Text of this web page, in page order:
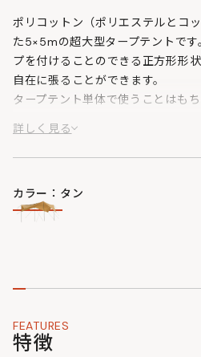
ポリコットン（ポリエステルとコ
た5×5mの超大型タープテントで
プを付けることのできる正方形形
自在に張ることができます。
タープテント単体で使うことはも
です。
詳しく見る
カラー：タン
FEATURES
特徴